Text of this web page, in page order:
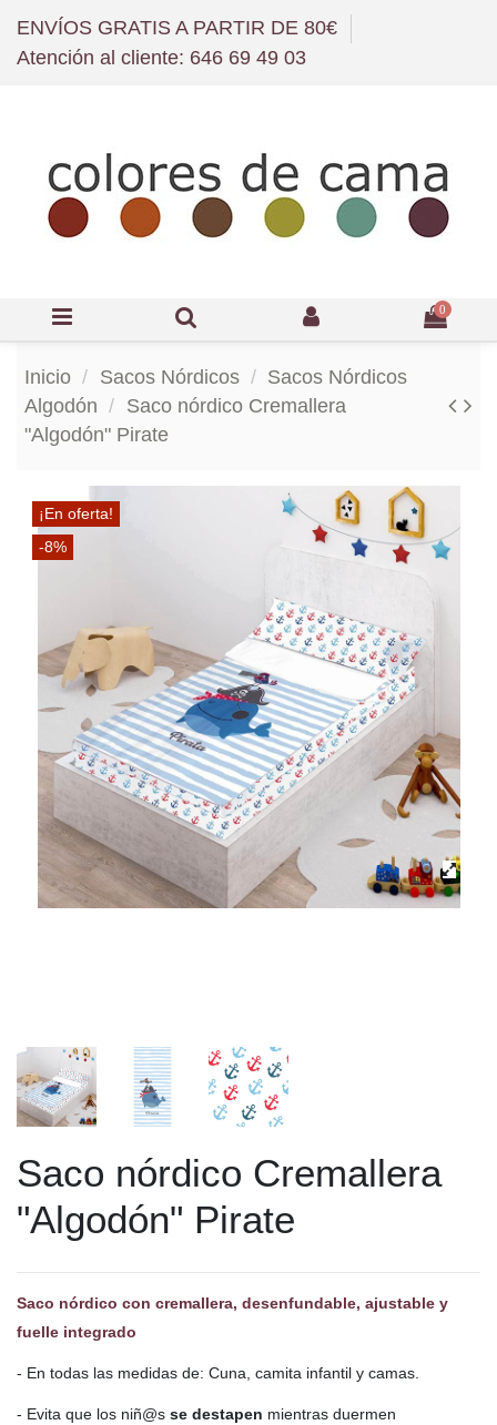
ENVÍOS GRATIS A PARTIR DE 80€
Atención al cliente: 646 69 49 03
0
Inicio Sacos Nórdicos
Sacos Nórdicos
Algodón
Saco nórdico Cremallera
"Algodón" Pirate
¡En oferta!
-8%
Saco nórdico Cremallera
"Algodón" Pirate
Saco nórdico con cremallera, desenfundable, ajustable y
fuelle integrado
- En todas las medidas de: Cuna, camita infantil y camas.
- Evita que los niñ@s se destapen mientras duermen